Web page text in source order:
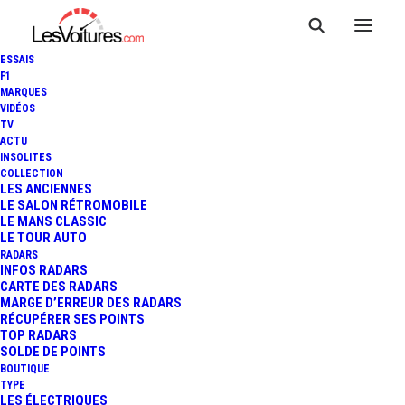
ESSAIS
F1
MARQUES
VIDÉOS
TV
ACTU
INSOLITES
COLLECTION
LES ANCIENNES
LE SALON RÉTROMOBILE
LE MANS CLASSIC
LE TOUR AUTO
RADARS
INFOS RADARS
CARTE DES RADARS
MARGE D’ERREUR DES RADARS
RÉCUPÉRER SES POINTS
TOP RADARS
SOLDE DE POINTS
BOUTIQUE
TYPE
LES ÉLECTRIQUES
14 janvier 2025
CITROËN TYPE AMI : LA